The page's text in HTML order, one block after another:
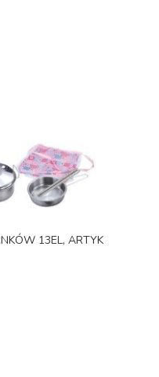
13EL, ARTYK